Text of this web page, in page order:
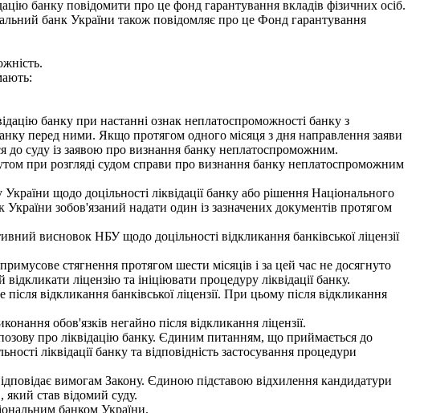
банку повідомити про це фонд гарантування вкладів фізичних осіб.
банк України також повідомляє про це Фонд гарантування
банку при настанні ознак неплатоспроможності банку з
перед ними. Якщо протягом одного місяця з дня направлення заяви
до суду із заявою про визнання банку неплатоспроможним.
при розгляді судом справи про визнання банку неплатоспроможним
щодо доцільності ліквідації банку або рішення Національного
України зобов'язаний надати один із зазначених документів протягом
висновок НБУ щодо доцільності відкликання банківської ліцензії
стягнення протягом шести місяців і за цей час не досягнуто
ліцензію та ініціювати процедуру ліквідації банку.
відкликання банківської ліцензії. При цьому після відкликання
обов'язків негайно після відкликання ліцензії.
про ліквідацію банку. Єдиним питанням, що приймається до
ліквідації банку та відповідність застосування процедури
вимогам Закону. Єдиною підставою відхилення кандидатури
який став відомий суду.
банком України.